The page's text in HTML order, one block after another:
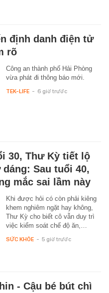
định danh điện tử
rõ
Công an thành phố Hải Phòng
vừa phát đi thông báo mới.
TEK-LIFE - 6 giờ trước
30, Thư Kỳ tiết lộ
Sau tuổi 40,
mắc sai lầm này
Khi được hỏi có còn phải kiêng
khem nghiêm ngặt hay không,
Thư Kỳ cho biết cô vẫn duy trì
việc kiểm soát chế độ ăn,…
SỨC KHỎE - 5 giờ trước
- Cậu bé bút chì